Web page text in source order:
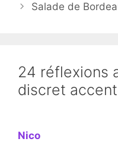
Salade de
24 réflexions
discret
Nico